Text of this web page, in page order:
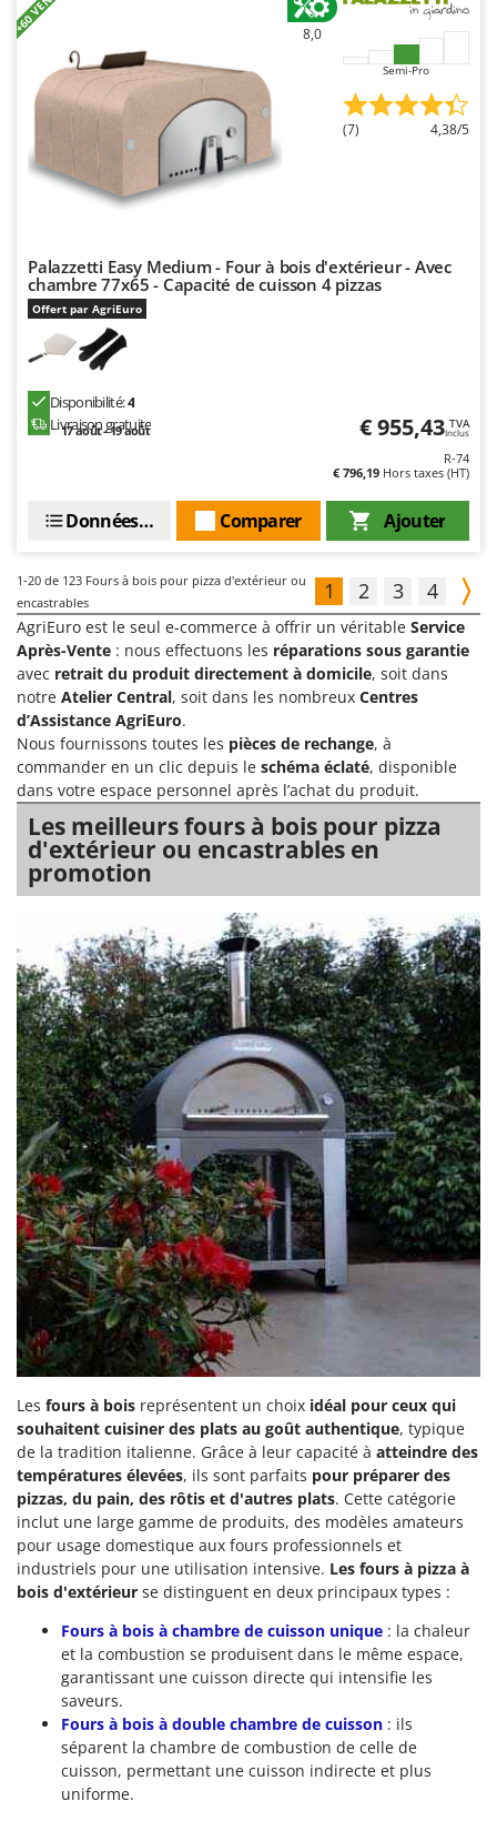
8,0
Semi-Pro
(7) 4,38/5
Palazzetti Easy Medium - Four à bois d'extérieur - Avec
chambre 77x65 - Capacité de cuisson 4 pizzas
Offert par AgriEuro
Disponibilité:4
Livraison gratuite
17 août - 19 août € 955,43 TVA
Inclus
R-74
€ 796,19 Hors taxes (HT)
Ajouter
Comparer
Données techniques
1-20 de 123 Fours à bois pour pizza d'extérieur ou
encastrables
1 2 3 4
AgriEuro est le seul e-commerce à offrir un véritable Service
Après-Vente : nous effectuons les réparations sous garantie
avec retrait du produit directement à domicile, soit dans
notre Atelier Central, soit dans les nombreux Centres
d’Assistance AgriEuro.
Nous fournissons toutes les pièces de rechange, à
commander en un clic depuis le schéma éclaté, disponible
dans votre espace personnel après l’achat du produit.
Les meilleurs fours à bois pour pizza
d'extérieur ou encastrables en
promotion
Les fours à bois représentent un choix idéal pour ceux qui
souhaitent cuisiner des plats au goût authentique, typique
de la tradition italienne. Grâce à leur capacité à atteindre des
températures élevées, ils sont parfaits pour préparer des
pizzas, du pain, des rôtis et d'autres plats. Cette catégorie
inclut une large gamme de produits, des modèles amateurs
pour usage domestique aux fours professionnels et
industriels pour une utilisation intensive. Les fours à pizza à
bois d'extérieur se distinguent en deux principaux types :
Fours à bois à chambre de cuisson unique : la chaleur
et la combustion se produisent dans le même espace,
garantissant une cuisson directe qui intensifie les
saveurs.
Fours à bois à double chambre de cuisson : ils
séparent la chambre de combustion de celle de
cuisson, permettant une cuisson indirecte et plus
uniforme.